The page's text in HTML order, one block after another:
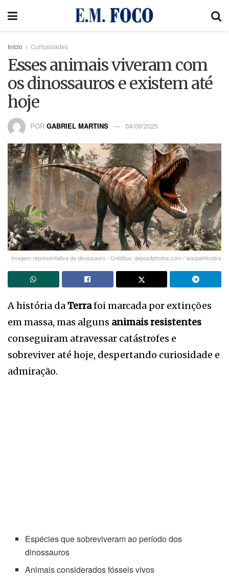
Início Curiosidades
Esses animais viveram com
os dinossauros e existem até
hoje
POR GABRIEL MARTINS 04/09/2025
Imagem representativa de dinossauro - Créditos: depositphotos.com / warpaintcobra
A história daTerrafoi marcada por extinções
em massa, mas alguns animais resistentes
conseguiram atravessar catástrofes e
sobreviver até hoje, despertando curiosidade e
admiração.
Espécies que sobreviveram ao período dos
dinossauros
Animais considerados fósseis vivos